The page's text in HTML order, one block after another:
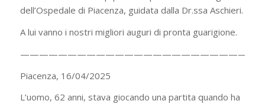
dell’Ospedale di Piacenza, guidata dalla Dr.ssa Aschieri.
A lui vanno i nostri migliori auguri di pronta guarigione.
Piacenza, 16/04/2025
L’uomo, 62 anni, stava giocando una partita quando ha